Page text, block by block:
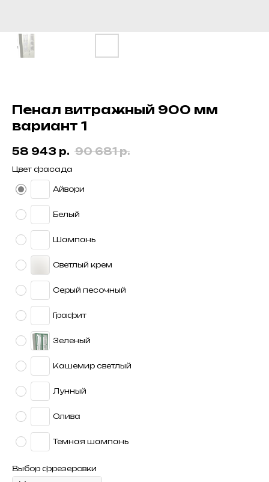
Пенал витражный 900 мм
вариант 1
58 943 р. 90 681 р.
Цвет фасада
Айвори
Белый
Шампань
Светлый крем
Серый песочный
Графит
Зеленый
Кашемир светлый
Лунный
Олива
Темная шампань
Выбор фрезеровки